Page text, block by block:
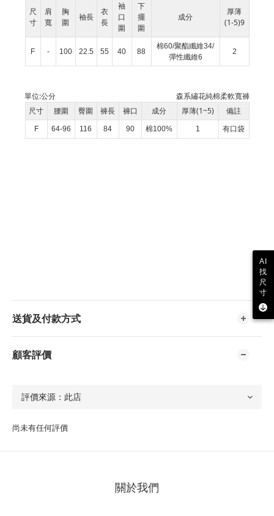
尺
寸
肩
寬
胸
圍
袖長
衣
長
袖
口
圍
下
擺
圍
成分
厚薄
(1-5)9
F - 100 22.5 55 40 88
棉60/聚酯纖維34/
彈性纖維6
2
森系繡花純棉柔軟寬褲
單位:公分
尺寸
腰圍 臀圍 褲長 褲口 成分 厚薄(1~5) 備註
F 64-96 116 84 90 棉100% 1 有口袋
送貨及付款方式
顧客評價
尚未有任何評價
關於我們
AI
找
尺
寸